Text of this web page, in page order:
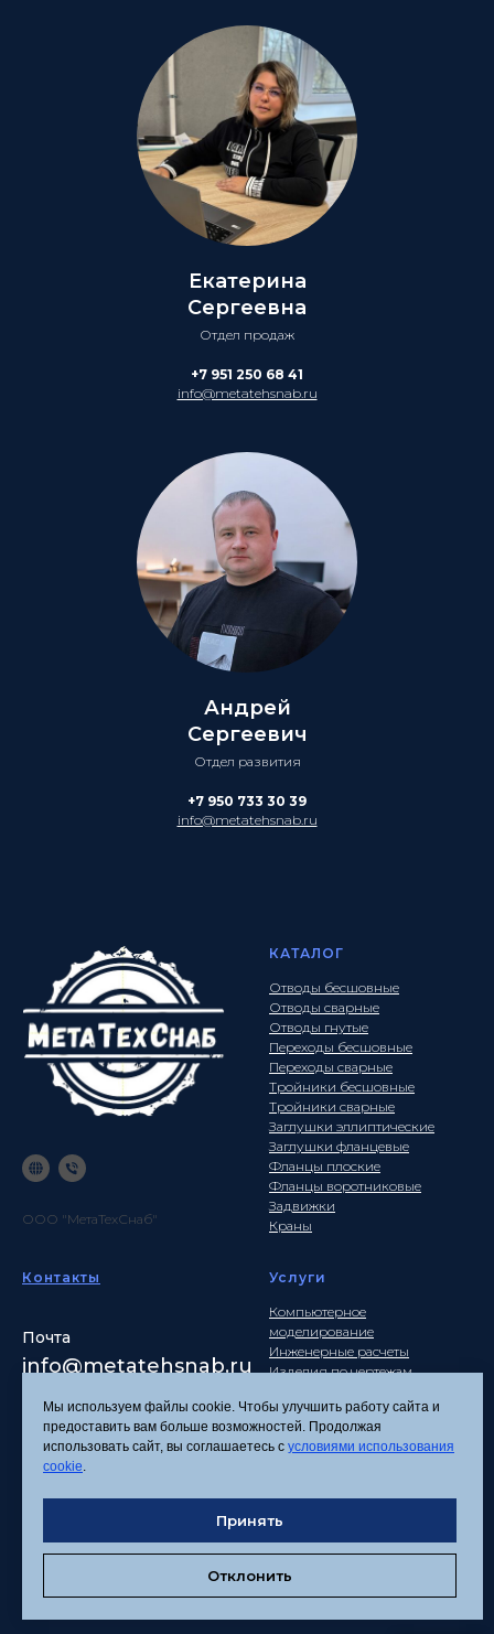
Екатерина
Сергеевна
Отдел продаж
+7 951 250 68 41
info@metatehsnab.ru
Андрей
Сергеевич
Отдел развития
+7 950 733 30 39
info@metatehsnab.ru
ООО "МетаТехСнаб"
КАТАЛОГ
Отводы бесшовные
Отводы сварные
Отводы гнутые
Переходы бесшовные
Переходы сварные
Тройники бесшовные
Тройники сварные
Заглушки эллиптические
Заглушки фланцевые
Фланцы плоские
Фланцы воротниковые
Задвижки
Краны
Контакты
Почта
info@metatehsnab.ru
Услуги
Компьютерное
моделирование
Инженерные расчеты
Изделия по чертежам
Политика
Согласие на обработку
персональных данных
Соглашение об
Мы используем файлы cookie. Чтобы улучшить работу сайта и
предоставить вам больше возможностей. Продолжая
использовать сайт, вы соглашаетесь с условиями использования
cookie.
Принять
Отклонить